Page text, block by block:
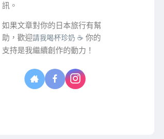
訊。
如果文章對你的日本旅行有幫
助，歡迎請我喝杯珍奶 ☕ 你的
支持是我繼續創作的動力！